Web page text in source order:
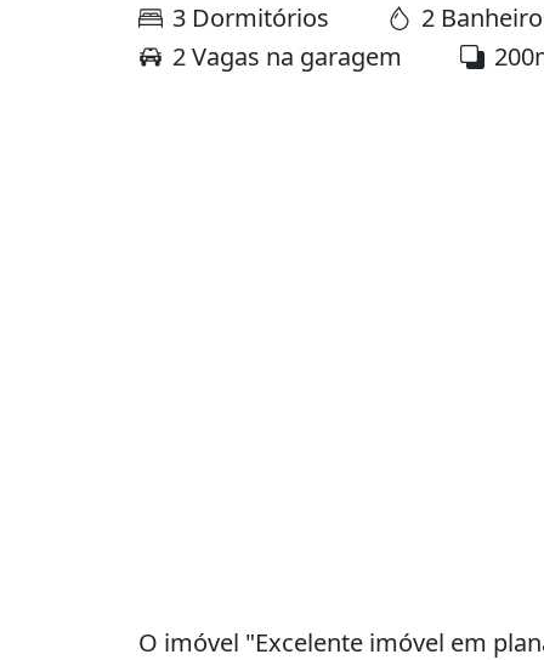
3 Dormitórios
2
2 Vagas na garagem
O imóvel "Excelente imóvel em